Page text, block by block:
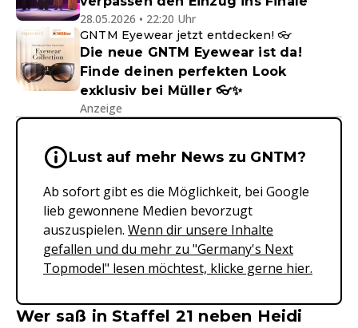
28.05.2026 • 22:20 Uhr
GNTM Eyewear jetzt entdecken! 👓
Die neue GNTM Eyewear ist da!
Finde deinen perfekten Look
exklusiv bei Müller 👓✨
Anzeige
Wichtige Hinweise &
Lust auf mehr News zu GNTM?
Ab sofort gibt es die Möglichkeit, bei Google
lieb gewonnene Medien bevorzugt
auszuspielen. Wenn dir unsere Inhalte
gefallen und du mehr zu "Germany's Next
Topmodel" lesen möchtest, klicke gerne hier.
Wer saß in Staffel 21 neben Heidi